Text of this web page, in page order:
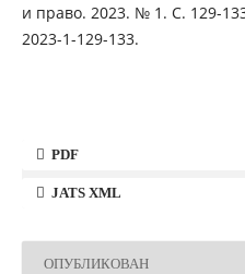
и право. 2023. № 1. С. 129-
2023-1-129-133.
PDF
JATS XML
ОПУБЛИКОВАН